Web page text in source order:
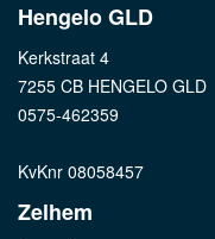
Hengelo GLD
Kerkstraat 4
7255 CB HENGELO GLD
0575-462359
KvKnr 08058457
Zelhem